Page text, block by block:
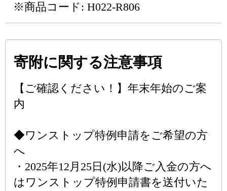
※商品コード: H022-R806
寄附に関する注意事項
【ご確認ください！】年末年始のご案
内
◆ワンストップ特例申請をご希望の方
へ
・2025年12月25日(水)以降ご入金の方へ
はワンストップ特例申請書を送付いた